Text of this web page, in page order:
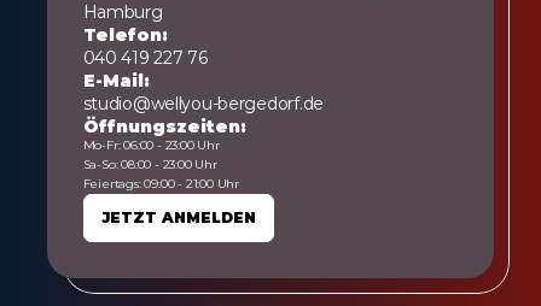
Hamburg
Telefon:
040 419 227 76
E-Mail:
studio@wellyou-bergedorf.de
Öffnungszeiten:
Mo-Fr: 06:00 - 23:00 Uhr
Sa-So: 08:00 - 23:00 Uhr
Feiertags: 09:00 - 21:00 Uhr
JETZT ANMELDEN